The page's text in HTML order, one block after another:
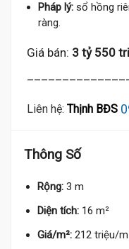
Pháp lý: sổ hồng
ràng.
Giá bán: 3 tỷ 550
Liên hệ: Thịnh BĐS
Thông Số
Rộng: 3 m
Diện tích: 16 m²
Giá/m²: 212 triệu/